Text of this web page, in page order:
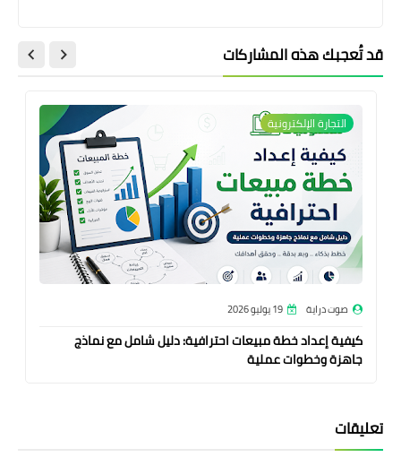
قد تُعجبك هذه المشاركات
التجارة الإلكترونية
صوت دراية 19 يوليو 2026
كيفية إعداد خطة مبيعات احترافية: دليل شامل مع نماذج
جاهزة وخطوات عملية
تعليقات